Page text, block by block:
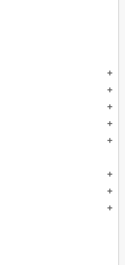
add
add
add
add
add
add
add
add